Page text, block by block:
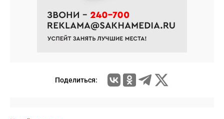
Поделиться: